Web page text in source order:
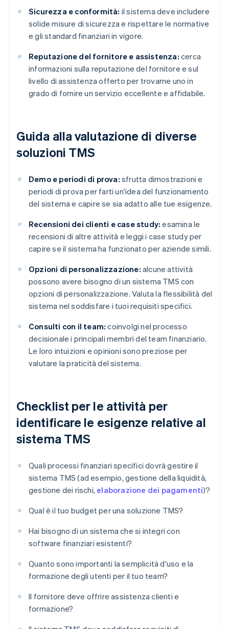
Sicurezza e conformità: il sistema deve includere
solide misure di sicurezza e rispettare le normative
e gli standard finanziari in vigore.
Reputazione del fornitore e assistenza: cerca
informazioni sulla reputazione del fornitore e sul
livello di assistenza offerto per trovarne uno in
grado di fornire un servizio eccellente e affidabile.
Guida alla valutazione di diverse
soluzioni TMS
Demo e periodi di prova: sfrutta dimostrazioni e
periodi di prova per farti un'idea del funzionamento
del sistema e capire se sia adatto alle tue esigenze.
Recensioni dei clienti e case study: esamina le
recensioni di altre attività e leggi i case study per
capire se il sistema ha funzionato per aziende simili.
Opzioni di personalizzazione: alcune attività
possono avere bisogno di un sistema TMS con
opzioni di personalizzazione. Valuta la flessibilità del
sistema nel soddisfare i tuoi requisiti specifici.
Consulti con il team: coinvolgi nel processo
decisionale i principali membri del team finanziario.
Le loro intuizioni e opinioni sono preziose per
valutare la praticità del sistema.
Checklist per le attività per
identificare le esigenze relative al
sistema TMS
Quali processi finanziari specifici dovrà gestire il
sistema TMS (ad esempio, gestione della liquidità,
gestione dei rischi, elaborazione dei pagamenti)?
Qual è il tuo budget per una soluzione TMS?
Hai bisogno di un sistema che si integri con
software finanziari esistenti?
Quanto sono importanti la semplicità d'uso e la
formazione degli utenti per il tuo team?
Il fornitore deve offrire assistenza clienti e
formazione?